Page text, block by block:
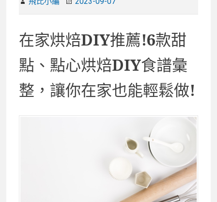
在家烘焙DIY推薦!6款甜
點、點心烘焙DIY食譜彙
整，讓你在家也能輕鬆做!